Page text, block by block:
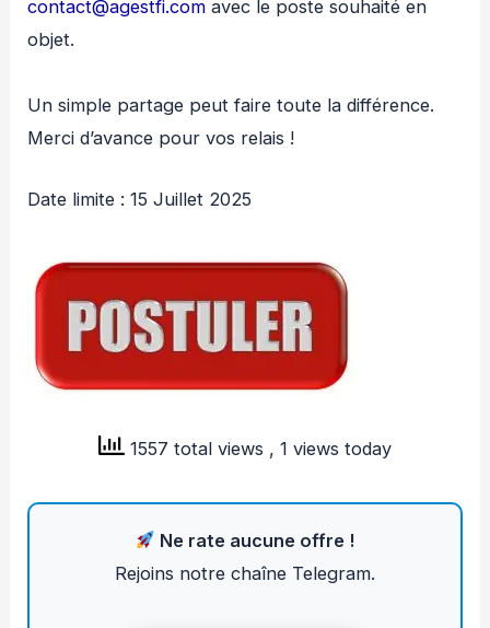
contact@agestfi.com avec le poste souhaité en
objet.
Un simple partage peut faire toute la différence.
Merci d’avance pour vos relais !
Date limite : 15 Juillet 2025
1557 total views , 1 views today
Ne rate aucune offre !
Rejoins notre chaîne Telegram.